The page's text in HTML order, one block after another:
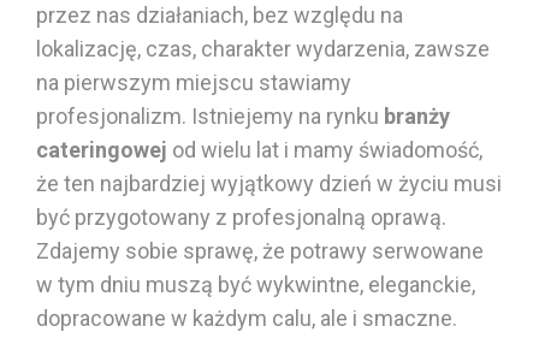
przez nas działaniach, bez względu na
lokalizację, czas, charakter wydarzenia, zawsze
na pierwszym miejscu stawiamy
profesjonalizm. Istniejemy na rynku branży
cateringowej od wielu lat i mamy świadomość,
że ten najbardziej wyjątkowy dzień w życiu musi
być przygotowany z profesjonalną oprawą.
Zdajemy sobie sprawę, że potrawy serwowane
w tym dniu muszą być wykwintne, eleganckie,
dopracowane w każdym calu, ale i smaczne.